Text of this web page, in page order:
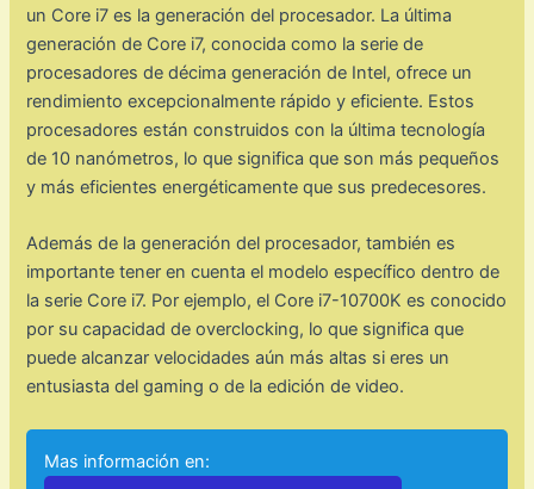
un Core i7 es la generación del procesador. La última
generación de Core i7, conocida como la serie de
procesadores de décima generación de Intel, ofrece un
rendimiento excepcionalmente rápido y eficiente. Estos
procesadores están construidos con la última tecnología
de 10 nanómetros, lo que significa que son más pequeños
y más eficientes energéticamente que sus predecesores.
Además de la generación del procesador, también es
importante tener en cuenta el modelo específico dentro de
la serie Core i7. Por ejemplo, el Core i7-10700K es conocido
por su capacidad de overclocking, lo que significa que
puede alcanzar velocidades aún más altas si eres un
entusiasta del gaming o de la edición de video.
Mas información en: